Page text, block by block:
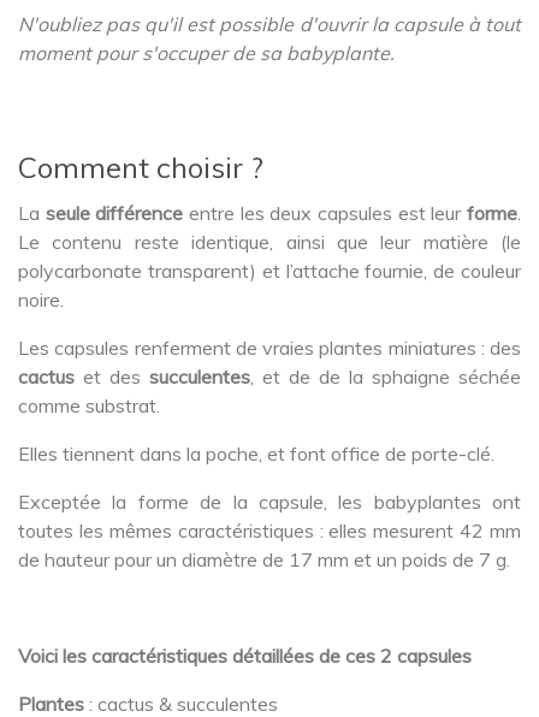
N'oubliez pas qu'il est possible d'ouvrir la capsule à tout
moment pour s'occuper de sa babyplante.
Comment choisir ?
La seule différence entre les deux capsules est leurforme
Le contenu reste identique, ainsi que leur matière (le
polycarbonate transparent) et l’attache fournie, de couleur
noire.
Les capsules renferment de vraies plantes miniatures : des
cactus et des succulentes , et de de la sphaigne séchée
comme substrat.
Elles tiennent dans la poche, et font office de porte-clé.
Exceptée la forme de la capsule, les babyplantes ont
toutes les mêmes caractéristiques : elles mesurent 42 mm
de hauteur pour un diamètre de 17 mm et un poids de 7 g.
Voici les caractéristiques détaillées de ces 2 capsules
Plantes : cactus & succulentes